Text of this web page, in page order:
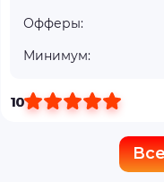
Офферы:
Минимум:
10